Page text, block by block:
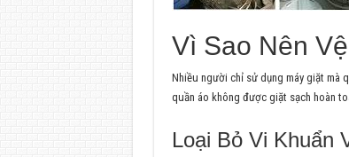
Vì Sao Nên
Nhiều người chỉ sử dụng máy giặt mà
quần áo không được giặt sạch hoàn
Loại Bỏ Vi Khuẩn